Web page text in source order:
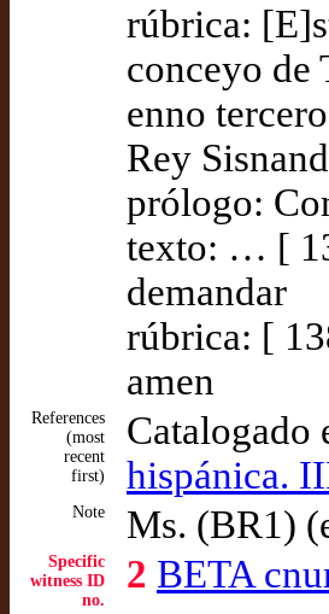
rúbrica:
conceyo de
enno
Rey
prólogo:
texto: … [
demandar
rúbrica: [
amen
References
(most
recent
first)
Catalogado
hispánica.
Note Ms. (BR1)
Specific
witness ID
no.
2 BETA